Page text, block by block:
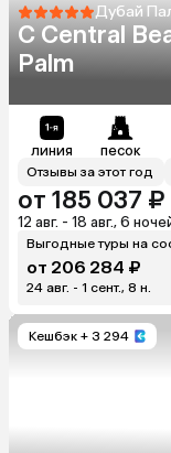
Дубай
C Central
Palm
линия песок
Отзывы за этот год
от 185 037 ₽
12 авг. - 18 авг., 6
Выгодные туры на
от 206 284 ₽
24 авг. - 1 сент., 8 н.
Кешбэк + 3 294